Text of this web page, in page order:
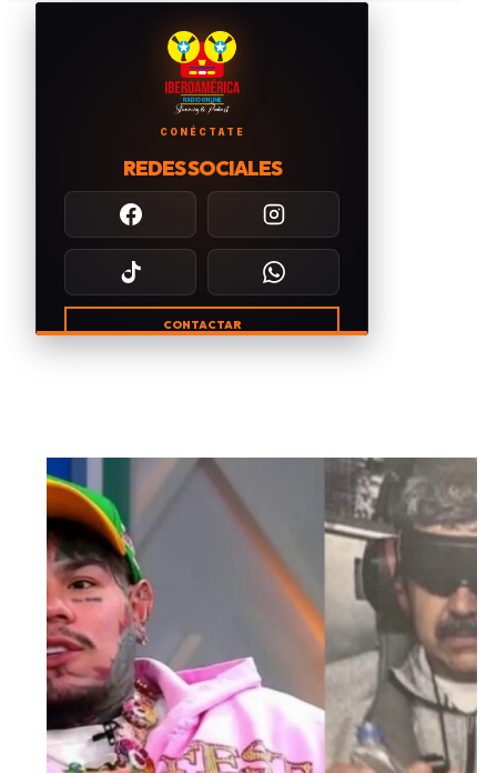
CONÉCTATE
REDES SOCIALES
CONTACTAR